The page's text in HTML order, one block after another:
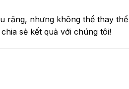
răng, nhưng không thể thay thế
sẻ kết quả với chúng tôi!